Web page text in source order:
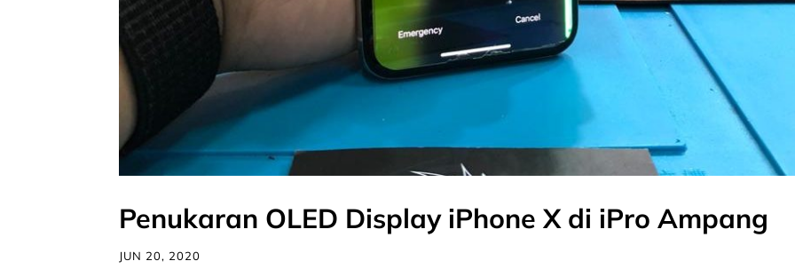
Penukaran OLED Display iPhone X di iPro Ampang
JUN 20, 2020